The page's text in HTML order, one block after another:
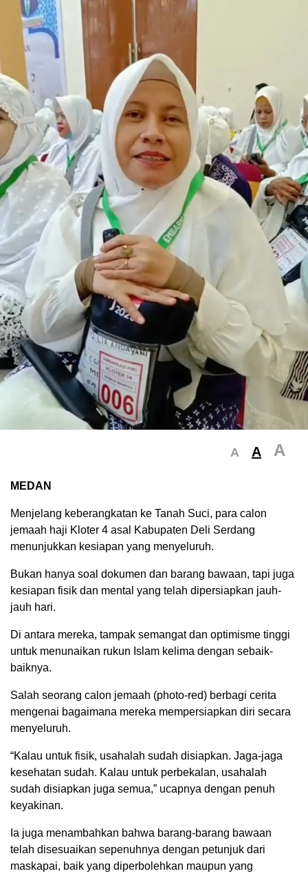
A A A
MEDAN
Menjelang keberangkatan ke Tanah Suci, para calon
jemaah haji Kloter 4 asal Kabupaten Deli Serdang
menunjukkan kesiapan yang menyeluruh.
Bukan hanya soal dokumen dan barang bawaan, tapi juga
kesiapan fisik dan mental yang telah dipersiapkan jauh-
jauh hari.
Di antara mereka, tampak semangat dan optimisme tinggi
untuk menunaikan rukun Islam kelima dengan sebaik-
baiknya.
Salah seorang calon jemaah (photo-red) berbagi cerita
mengenai bagaimana mereka mempersiapkan diri secara
menyeluruh.
“Kalau untuk fisik, usahalah sudah disiapkan. Jaga-jaga
kesehatan sudah. Kalau untuk perbekalan, usahalah
sudah disiapkan juga semua,” ucapnya dengan penuh
keyakinan.
Ia juga menambahkan bahwa barang-barang bawaan
telah disesuaikan sepenuhnya dengan petunjuk dari
maskapai, baik yang diperbolehkan maupun yang